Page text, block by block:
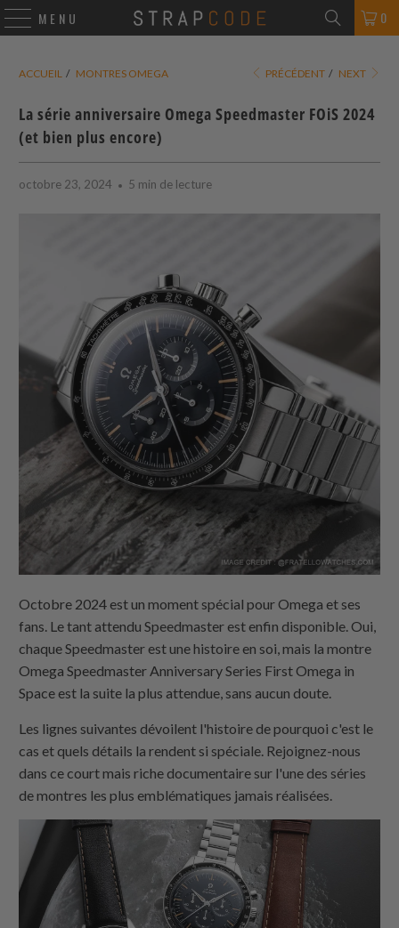
MENU 0
ACCUEIL / MONTRES OMEGA PRÉCÉDENT / NEXT
La série anniversaire Omega Speedmaster FOiS 2024
(et bien plus encore)
octobre 23, 2024 5 min de lecture
Octobre 2024 est un moment spécial pour Omega et ses
fans. Le tant attendu Speedmaster est enfin disponible. Oui,
chaque Speedmaster est une histoire en soi, mais la montre
Omega Speedmaster Anniversary Series First Omega in
Space est la suite la plus attendue, sans aucun doute.
Les lignes suivantes dévoilent l'histoire de pourquoi c'est le
cas et quels détails la rendent si spéciale. Rejoignez-nous
dans ce court mais riche documentaire sur l'une des séries
de montres les plus emblématiques jamais réalisées.